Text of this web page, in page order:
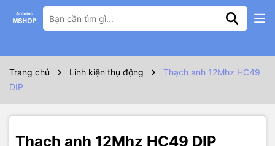
Trang chủ Linh kiện thụ động
Thạch anh 12Mhz HC49
DIP
Thạch anh 12Mhz HC49 DIP
Thông số kỹ thuật